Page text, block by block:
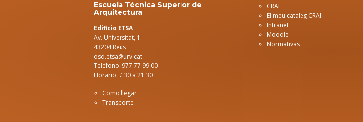
Escuela Técnica Superior de
Arquitectura
Edificio ETSA
Av. Universitat, 1
43204 Reus
osd.etsa@urv.cat
Teléfono: 977 77 99 00
Horario: 7:30 a 21:30
Como llegar
Transporte
CRAI
El meu cataleg CRAI
Intranet
Moodle
Normativas